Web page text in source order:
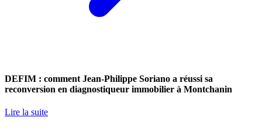
DEFIM : comment Jean-Philippe Soriano a réussi sa
reconversion en diagnostiqueur immobilier à Montchanin
Lire la suite